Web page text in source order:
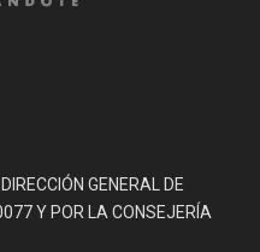
GENERAL DE
Y POR LA CONSEJERÍA